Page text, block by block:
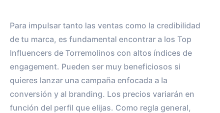
Para impulsar tanto las ventas como la credibilidad
de tu marca, es fundamental encontrar a los Top
Influencers de Torremolinos con altos índices de
engagement. Pueden ser muy beneficiosos si
quieres lanzar una campaña enfocada a la
conversión y al branding. Los precios variarán en
función del perfil que elijas. Como regla general,